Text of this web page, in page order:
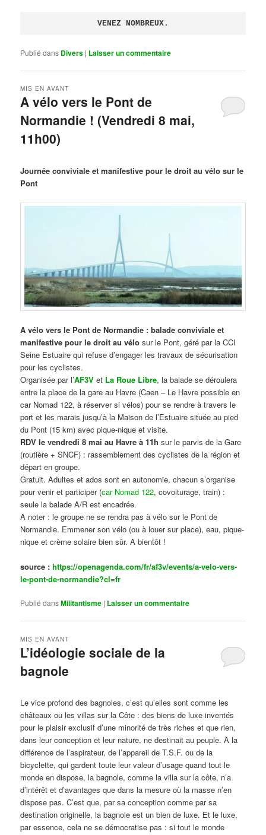
VENEZ NOMBREUX.
Publié dans Divers | Laisser un commentaire
A vélo vers le Pont de
Normandie ! (Vendredi 8 mai,
11h00)
MIS EN AVANT
Journée conviviale et manifestive pour le droit au vélo sur le
Pont
A vélo vers le Pont de Normandie : balade conviviale et
manifestive pour le droit au vélo sur le Pont, géré par la CCI
Seine Estuaire qui refuse d’engager les travaux de sécurisation
pour les cyclistes.
Organisée par l’AF3V et La Roue Libre, la balade se déroulera
entre la place de la gare au Havre (Caen – Le Havre possible en
car Nomad 122, à réserver si vélos) pour se rendre à travers le
port et les marais jusqu’à la Maison de l’Estuaire située au pied
du Pont (15 km) avec pique-nique et visite.
RDV le vendredi 8 mai au Havre à 11h sur le parvis de la Gare
(routière + SNCF) : rassemblement des cyclistes de la région et
départ en groupe.
Gratuit. Adultes et ados sont en autonomie, chacun s’organise
pour venir et participer (car Nomad 122, covoiturage, train) :
seule la balade A/R est encadrée.
A noter : le groupe ne se rendra pas à vélo sur le Pont de
Normandie. Emmener son vélo (ou à louer sur place), eau, pique-
nique et crème solaire bien sûr. A bientôt !
source :https://openagenda.com/fr/af3v/events/a-velo-vers-
le-pont-de-normandie?cl=fr
Publié dansMilitantisme | Laisser un commentaire
L’idéologie sociale de la
bagnole
MIS EN AVANT
Le vice profond des bagnoles, c’est qu’elles sont comme les
châteaux ou les villas sur la Côte : des biens de luxe inventés
pour le plaisir exclusif d’une minorité de très riches et que rien,
dans leur conception et leur nature, ne destinait au peuple. À la
différence de l’aspirateur, de l’appareil de T.S.F. ou de la
bicyclette, qui gardent toute leur valeur d’usage quand tout le
monde en dispose, la bagnole, comme la villa sur la côte, n’a
d’intérêt et d’avantages que dans la mesure où la masse n’en
dispose pas. C’est que, par sa conception comme par sa
destination originelle, la bagnole est un bien de luxe. Et le luxe,
par essence, cela ne se démocratise pas : si tout le monde